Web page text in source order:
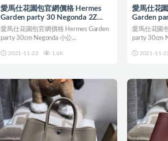
愛馬仕花園包官網價格 Hermes
Garden party 30 Negonda 2Z
Blue Nuit 午夜藍
愛馬仕花園包官網價格 Hermes Garden
party 30cm Negonda 小公...
2021-11-22 1.6K
愛馬仕花
Garden
天青色
愛馬仕花園
party 30cm
2021-11-